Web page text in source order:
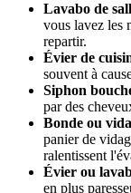
Lavabo de
vous lavez les
repartir.
Évier de
souvent à
Siphon
par des
Bonde ou
panier de
ralentissent
Évier ou
en plus